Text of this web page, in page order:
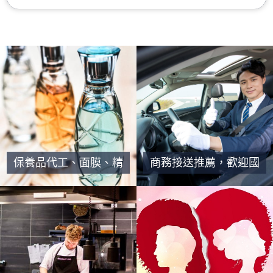
保養品代工、面膜、精
油原液研發製造代工
商務接送推薦，歡迎國
外朋友來台灣遊玩時候
包車